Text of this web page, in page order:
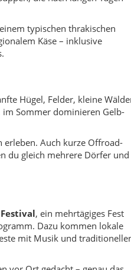
, ein mehrtägiges Fest
Dazu kommen lokale
mit Musik und
vor Ort gedacht – genau das
echten Dorfleben.
persischen „Margaar“
Fall zeigt sich: Hier
und Einfluss der Makedonen.
der antiken Via Egnatia.
Kavallerieeinheiten, Exilort